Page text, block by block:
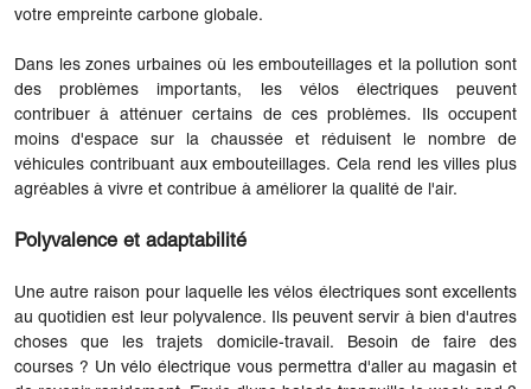
votre empreinte carbone globale.
Dans les zones urbaines où les embouteillages et la pollution sont
des problèmes importants, les vélos électriques peuvent
contribuer à atténuer certains de ces problèmes. Ils occupent
moins d'espace sur la chaussée et réduisent le nombre de
véhicules contribuant aux embouteillages. Cela rend les villes plus
agréables à vivre et contribue à améliorer la qualité de l'air.
Polyvalence et adaptabilité
Une autre raison pour laquelle les vélos électriques sont excellents
au quotidien est leur polyvalence. Ils peuvent servir à bien d'autres
choses que les trajets domicile-travail. Besoin de faire des
courses ? Un vélo électrique vous permettra d'aller au magasin et